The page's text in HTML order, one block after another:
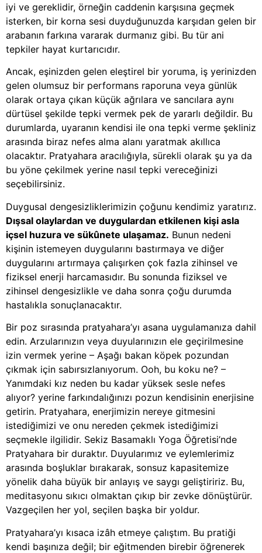
iyi ve gereklidir, örneğin caddenin karşısına geçmek
isterken, bir korna sesi duyduğunuzda karşıdan gelen bir
arabanın farkına vararak durmanız gibi. Bu tür ani
tepkiler hayat kurtarıcıdır.
Ancak, eşinizden gelen eleştirel bir yoruma, iş yerinizden
gelen olumsuz bir performans raporuna veya günlük
olarak ortaya çıkan küçük ağrılara ve sancılara aynı
dürtüsel şekilde tepki vermek pek de yararlı değildir. Bu
durumlarda, uyaranın kendisi ile ona tepki verme şekliniz
arasında biraz nefes alma alanı yaratmak akıllıca
olacaktır. Pratyahara aracılığıyla, sürekli olarak şu ya da
bu yöne çekilmek yerine nasıl tepki vereceğinizi
seçebilirsiniz.
Duygusal dengesizliklerimizin çoğunu kendimiz yaratırız.
Dışsal olaylardan ve duygulardan etkilenen kişi asla
içsel huzura ve sükûnete ulaşamaz. Bunun nedeni
kişinin istemeyen duygularını bastırmaya ve diğer
duygularını artırmaya çalışırken çok fazla zihinsel ve
fiziksel enerji harcamasıdır. Bu sonunda fiziksel ve
zihinsel dengesizlikle ve daha sonra çoğu durumda
hastalıkla sonuçlanacaktır.
Bir poz sırasında pratyahara’yı asana uygulamanıza dahil
edin. Arzularınızın veya duyularınızın ele geçirilmesine
izin vermek yerine – Aşağı bakan köpek pozundan
çıkmak için sabırsızlanıyorum. Ooh, bu koku ne? –
Yanımdaki kız neden bu kadar yüksek sesle nefes
alıyor? yerine farkındalığınızı pozun kendisinin enerjisine
getirin. Pratyahara, enerjimizin nereye gitmesini
istediğimizi ve onu nereden çekmek istediğimizi
seçmekle ilgilidir. Sekiz Basamaklı Yoga Öğretisi’nde
Pratyahara bir duraktır. Duyularımız ve eylemlerimiz
arasında boşluklar bırakarak, sonsuz kapasitemize
yönelik daha büyük bir anlayış ve saygı geliştiririz. Bu,
meditasyonu sıkıcı olmaktan çıkıp bir zevke dönüştürür.
Vazgeçilen her yol, seçilen başka bir yoldur.
Pratyahara’yı kısaca izâh etmeye çalıştım. Bu pratiği
kendi başınıza değil; bir eğitmenden birebir öğrenerek